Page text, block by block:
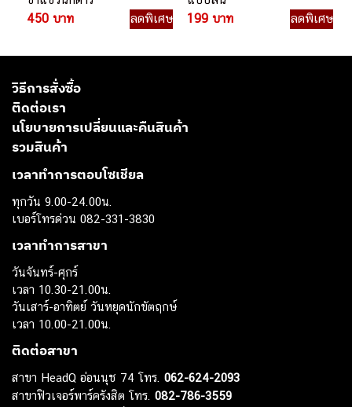
450 บาท
ลดพิเศษ
199 บาท
ลดพิเศษ
วิธีการสั่งซื้อ
ติดต่อเรา
นโยบายการเปลี่ยนและคืนสินค้า
รวมสินค้า
เวลาทำการตอบโซเชียล
ทุกวัน 9.00-24.00น.
เบอร์โทรด่วน 082-331-3830
เวลาทำการสาขา
วันจันทร์-ศุกร์
เวลา 10.30-21.00น.
วันเสาร์-อาทิตย์ วันหยุดนักขัตฤกษ์
เวลา 10.00-21.00น.
ติดต่อสาขา
สาขา HeadQ อ่อนนุช 74 โทร. 062-624-2093
สาขาฟิวเจอร์พาร์ครังสิต โทร. 082-786-3559